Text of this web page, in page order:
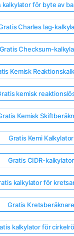
kalkylator för byte av
Charles lag-
Gratis Checksum-
Kemisk
kemisk
Kemisk
Gratis Kemi Kalkylator
Gratis CIDR-kalkylator
kalkylator för
Gratis Kretsberäknare
kalkylator för